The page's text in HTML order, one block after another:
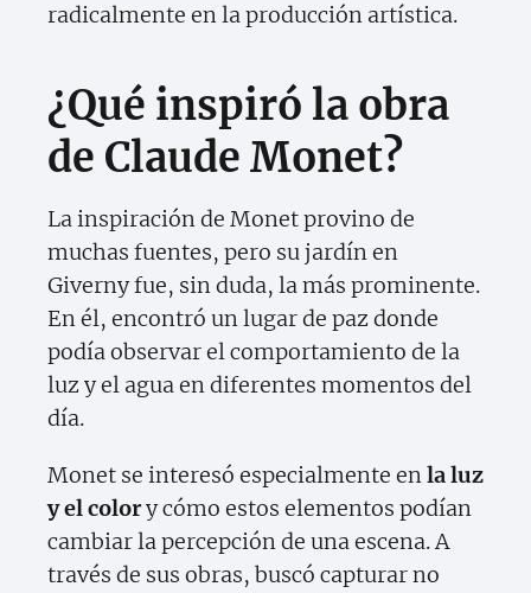
radicalmente en la producción artística.
¿Qué inspiró la obra
de Claude Monet?
La inspiración de Monet provino de
muchas fuentes, pero su jardín en
Giverny fue, sin duda, la más prominente.
En él, encontró un lugar de paz donde
podía observar el comportamiento de la
luz y el agua en diferentes momentos del
día.
Monet se interesó especialmente enla luz
y el colory cómo estos elementos podían
cambiar la percepción de una escena. A
través de sus obras, buscó capturar no